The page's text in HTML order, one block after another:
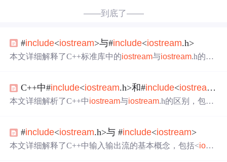
——到底了——
#include<iostream>与#include<iostream.h>
本文详细解释了C++标准库中的iostream与iostream.h的区
C++中#include<iostream.h>和#include<iostream >
本文详细解析了C++中iostream与iostream.h的区别，包括
#include<iostream.h>与 #include<iostream>
本文详细解释了C++中输入输出流的基本概念，包括<iostr